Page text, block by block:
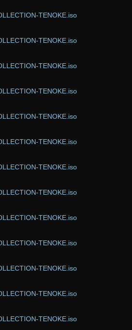
TENOKE.iso
TENOKE.iso
TENOKE.iso
TENOKE.iso
TENOKE.iso
TENOKE.iso
TENOKE.iso
TENOKE.iso
TENOKE.iso
TENOKE.iso
TENOKE.iso
TENOKE.iso
TENOKE.iso